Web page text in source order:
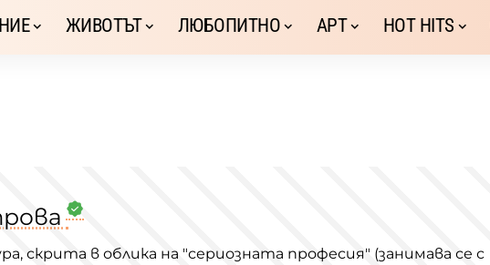
ЖИВОТЪТ ЛЮБОПИТНО АРТ HOT HITS
скрита в облика на "сериозната професия" (занимава се с